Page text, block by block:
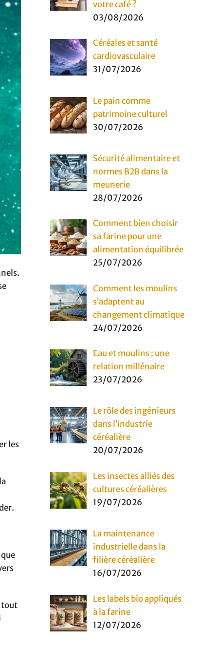
les
tout
votre café ?
03/08/2026
Céréales et santé
cardiovasculaire
31/07/2026
Le pain comme
patrimoine culturel
30/07/2026
Sécurité alimentaire et
normes B2B dans la
meunerie
28/07/2026
Comment bien choisir
sa farine pour une
alimentation équilibrée
25/07/2026
Comment les moulins
s’adaptent au
changement climatique
24/07/2026
Eau et moulins : une
relation millénaire
23/07/2026
Le rôle des ingénieurs
dans l’industrie
céréalière
20/07/2026
Les insectes alliés des
cultures céréalières
19/07/2026
La maintenance
industrielle dans la
filière céréalière
16/07/2026
Les labels bio appliqués
à la farine
12/07/2026